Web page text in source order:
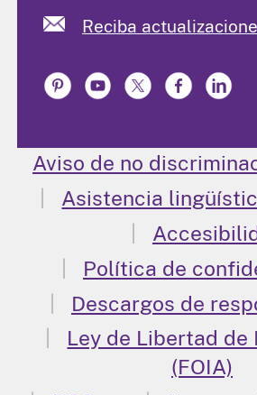
Reciba
Aviso de no
Asistencia
Política de
Descargos de
Ley de Libertad de
(FOIA)